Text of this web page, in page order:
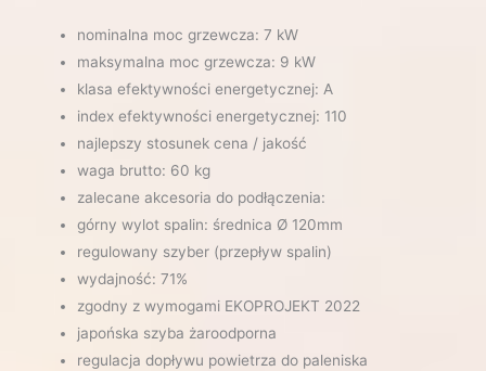
nominalna moc grzewcza: 7 kW
maksymalna moc grzewcza: 9 kW
klasa efektywności energetycznej: A
index efektywności energetycznej: 110
najlepszy stosunek cena / jakość
waga brutto: 60 kg
zalecane akcesoria do podłączenia:
górny wylot spalin: średnica Ø 120mm
regulowany szyber (przepływ spalin)
wydajność: 71%
zgodny z wymogami EKOPROJEKT 2022
japońska szyba żaroodporna
regulacja dopływu powietrza do paleniska